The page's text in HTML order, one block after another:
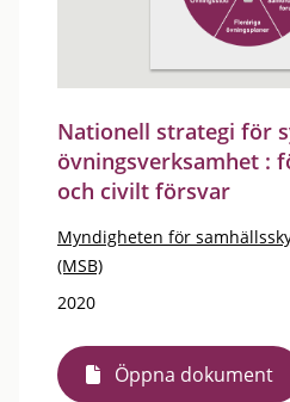
Nationell strategi för
övningsverksamhet :
och civilt försvar
Myndigheten för
(MSB)
2020
Öppna dokument